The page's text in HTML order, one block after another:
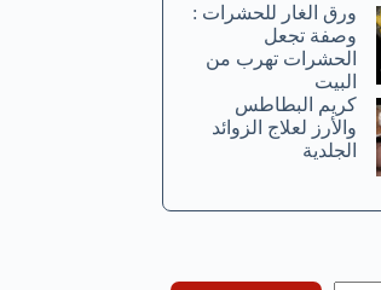
ورق الغار للحشرات :
وصفة تجعل
الحشرات تهرب من
البيت
كريم البطاطس
والأرز لعلاج الزوائد
الجلدية